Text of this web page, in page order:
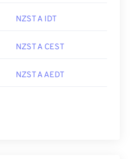
NZST A IDT
NZST A CEST
NZST A AEDT